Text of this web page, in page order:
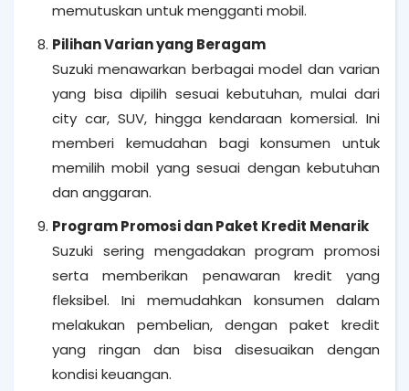
memutuskan untuk mengganti mobil.
Pilihan Varian yang Beragam
Suzuki menawarkan berbagai model dan varian
yang bisa dipilih sesuai kebutuhan, mulai dari
city car, SUV, hingga kendaraan komersial. Ini
memberi kemudahan bagi konsumen untuk
memilih mobil yang sesuai dengan kebutuhan
dan anggaran.
Program Promosi dan Paket Kredit Menarik
Suzuki sering mengadakan program promosi
serta memberikan penawaran kredit yang
fleksibel. Ini memudahkan konsumen dalam
melakukan pembelian, dengan paket kredit
yang ringan dan bisa disesuaikan dengan
kondisi keuangan.